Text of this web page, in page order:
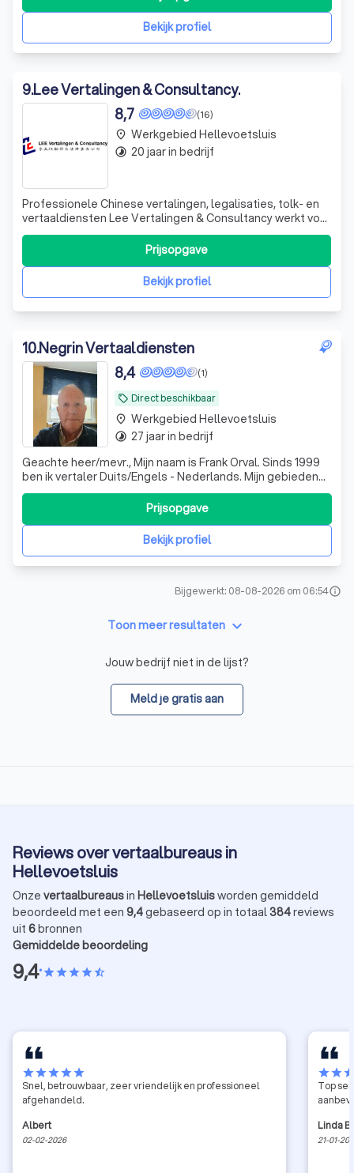
Of je nu een enkel woord of een groot project in 26
verschillende talen wilt vertale
Bekijk profiel
9.Lee Vertalingen & Consultancy.
(16)
8,7
Professionele Chinese vertalingen, legalisaties, tolk- en
vertaaldiensten Lee Vertalingen & Consultancy werkt voor
overheidsinstanties, multinationals, kleine
ondernemingen en particulieren afkomstig uit Nederland,
België, Duitsland en Frankrijk. Wij hebben meer dan tien
jaar ervaring met talloze grBekijk profiel
Prijsopgave
place Werkgebied Hellevoetsluis
timelapse 20 jaar in bedrijf
10.Negrin Vertaaldiensten
local_offer Direct beschikbaar
(1)
8,4
Geachte heer/mevr., Mijn naam is Frank Orval. Sinds 1999
ben ik vertaler Duits/Engels - Nederlands. Mijn gebieden
zijn Technisch, Algemeen, Marketing. Ook werk ik met de
Bekijk profiel
Prijsopgave
place Werkgebied Hellevoetsluis
timelapse 27 jaar in bedrijf
Bijgewerkt: 08-08-2026 om 06:54info
Toon meer resultaten keyboard_arrow_down
Jouw bedrijf niet in de lijst?
Meld je gratis aan
Reviews over vertaalbureaus in
Hellevoetsluis
Onze vertaalbureausin Hellevoetsluisworden gemiddeld
beoordeeld met een 9,4gebaseerd op in totaal384reviews
uit 6bronnen
Gemiddelde beoordeling
9,4•starstarstarstarstar_half
starstarstarstarstar
Snel, betrouwbaar, zeer vriendelijk en professioneel
afgehandeld.
Albert
02-02-2026
starstar
Top
Linda
21-01-